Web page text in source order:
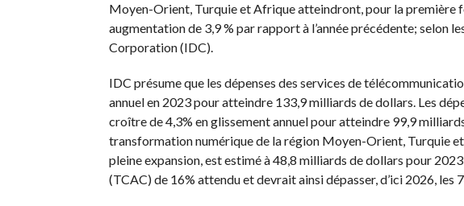
Moyen-Orient, Turquie et Afrique atteindront,pour la première
augmentation de 3,9 % par rapport à l’année précédente; selon
Corporation(IDC).
IDC présume que les dépenses des services de
annuel en 2023 pour atteindre 133,9 milliards de dollars.Les
croître de 4,3% en glissement annuel pour atteindre 99,9
transformation numérique de la région Moyen-Orient, Turquie
pleine expansion, est estimé à 48,8 milliards de dollars pour
(TCAC)de 16% attendu et devrait ainsi dépasser, d’ici 2026, les